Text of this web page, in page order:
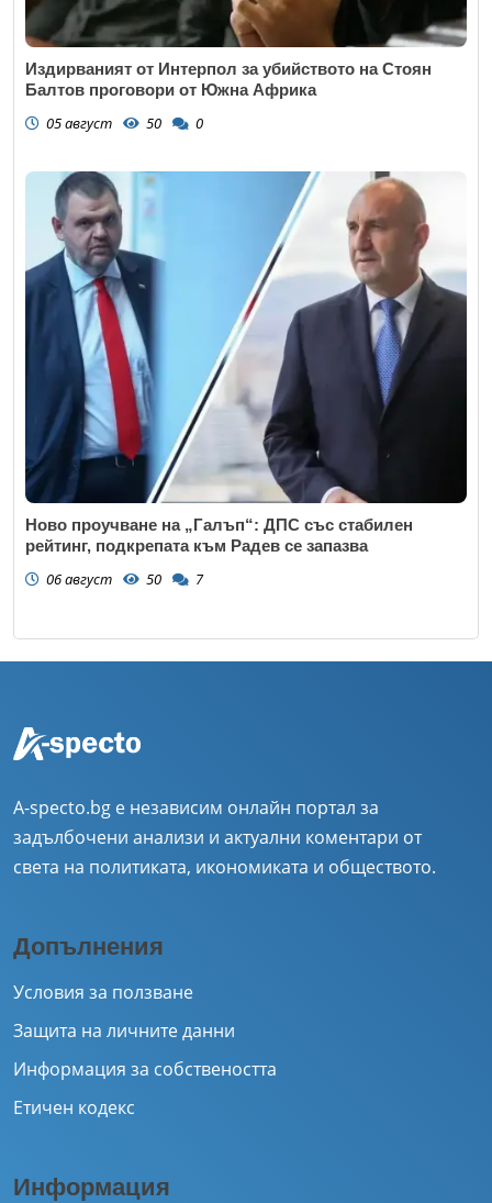
Издирваният от Интерпол за убийството на Стоян
Балтов проговори от Южна Африка
05 август 50 0
Ново проучване на „Галъп“: ДПС със стабилен
рейтинг, подкрепата към Радев се запазва
06 август 50 7
A-specto.bg е независим онлайн портал за
задълбочени анализи и актуални коментари от
света на политиката, икономиката и обществото.
Допълнения
Условия за ползване
Защита на личните данни
Информация за собствеността
Етичен кодекс
Информация